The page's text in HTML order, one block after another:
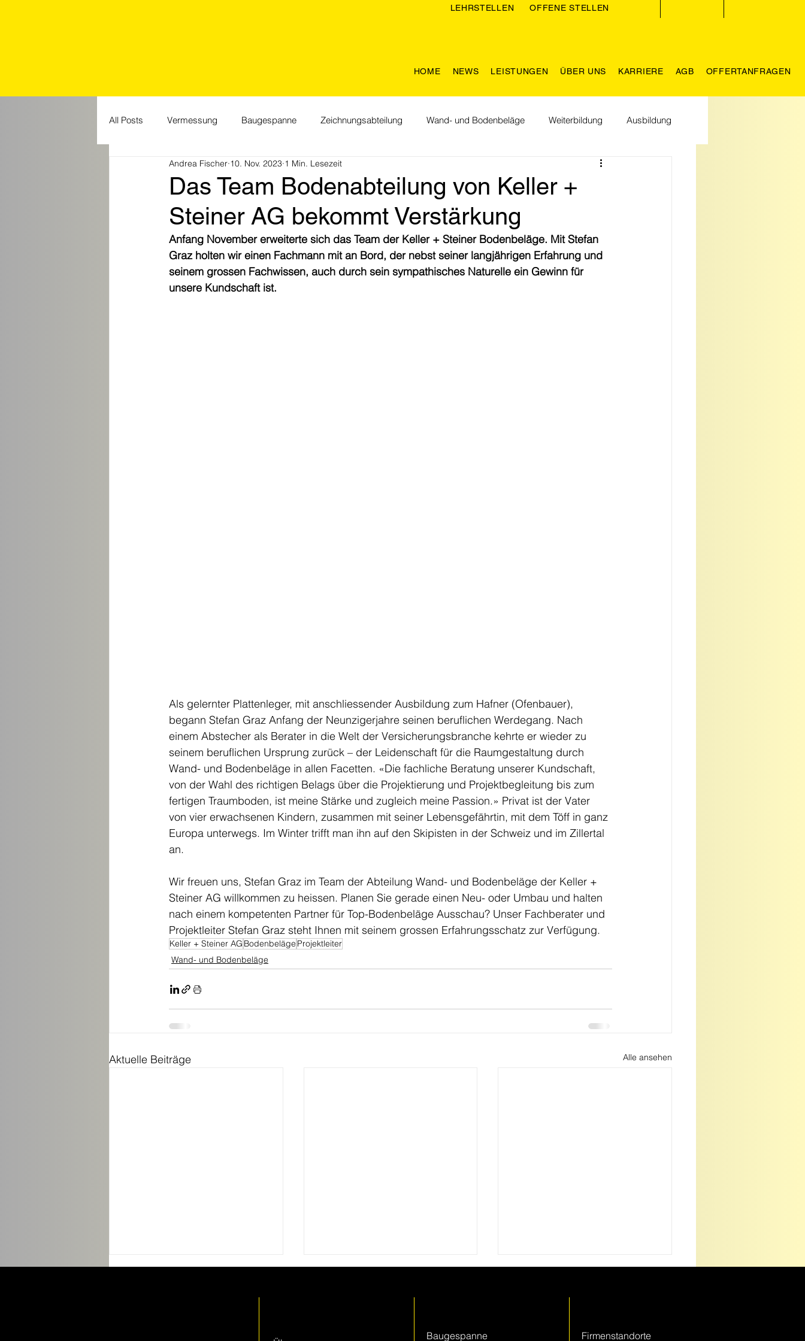
LEHRSTELLEN OFFENE STELLEN
HOME NEWS LEISTUNGEN ÜBER UNS KARRIERE AGB OFFERTANFRAGEN
All Posts Vermessung Baugespanne Zeichnungsabteilung Wand- und Bodenbeläge Weiterbildung Ausbildung
Events HR Feiertage Willkommen im Team
Das Team Bodenabteilung von Keller +
Steiner AG bekommt Verstärkung
Andrea Fischer 10. Nov. 2023 1 Min. Lesezeit
Anfang November erweiterte sich das Team der Keller + Steiner Bodenbeläge. Mit Stefan
Graz holten wir einen Fachmann mit an Bord, der nebst seiner langjährigen Erfahrung und
seinem grossen Fachwissen, auch durch sein sympathisches Naturelle ein Gewinn für
unsere Kundschaft ist.
Als gelernter Plattenleger, mit anschliessender Ausbildung zum Hafner (Ofenbauer),
begann Stefan Graz Anfang der Neunzigerjahre seinen beruflichen Werdegang. Nach
einem Abstecher als Berater in die Welt der Versicherungsbranche kehrte er wieder zu
seinem beruflichen Ursprung zurück – der Leidenschaft für die Raumgestaltung durch
Wand- und Bodenbeläge in allen Facetten. «Die fachliche Beratung unserer Kundschaft,
von der Wahl des richtigen Belags über die Projektierung und Projektbegleitung bis zum
fertigen Traumboden, ist meine Stärke und zugleich meine Passion.» Privat ist der Vater
von vier erwachsenen Kindern, zusammen mit seiner Lebensgefährtin, mit dem Töff in ganz
Europa unterwegs. Im Winter trifft man ihn auf den Skipisten in der Schweiz und im Zillertal
an.
Wir freuen uns, Stefan Graz im Team der Abteilung Wand- und Bodenbeläge der Keller +
Steiner AG willkommen zu heissen. Planen Sie gerade einen Neu- oder Umbau und halten
nach einem kompetenten Partner für Top-Bodenbeläge Ausschau? Unser Fachberater und
Projektleiter Stefan Graz steht Ihnen mit seinem grossen Erfahrungsschatz zur Verfügung.
Keller + Steiner AG Bodenbeläge Projektleiter
Wand- und Bodenbeläge
Aktuelle Beiträge Alle ansehen
Baugespanne Firmenstandorte